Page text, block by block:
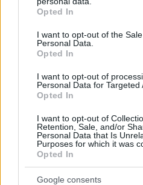
grant or deny consent to
use your data for below
consent section.
Opted In
I want to opt-out of the
Personal Data.
Opted In
I want to opt-out of
Personal Data for Targeted
Opted In
I want to opt-out of
Retention, Sale, and/or
Personal Data that Is
Purposes for which it was
Opted In
Google consents
20 μικρών υδροηλεκτρικών